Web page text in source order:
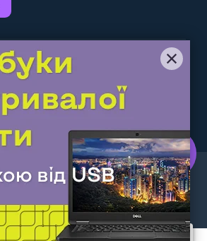
Следите за нами:
— самий кльовий
- компьютерная техника и